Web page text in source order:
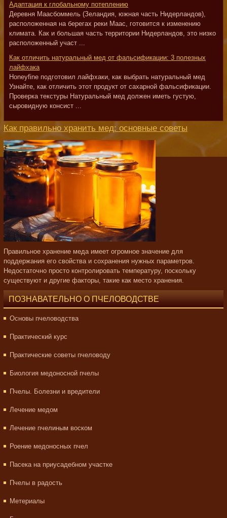
Адаптация к глобальному потеплению
Деревня Маасбоммель (Зеландия, южная часть Нидерландов),
расположенная на берегах реки Маас, готовится к изменению
климата. Как и большая часть территории Нидерландов, это низко
расположенный участ ...
Как отличить натуральный мед от фальсификации: 3 полезных
лайфхака
Honeyfine подготовил лайфхаки, как выбрать натуральный мед
Узнайте, как отличить этот продукт от сахарной фальсификации.
Проверка текстуры Натуральный мед должен иметь густую,
сыровидную консист ...
Как правильно хранить мед: основные советы
Правильное хранение меда имеет огромное значение для
поддержания его свойства и сохранения нужных параметров.
Недостаточно просто контролировать температуру, поскольку
существуют и другие факторы, такие как место хранения.
ПОЗНАВАТЕЛЬНО О ПЧЕЛОВОДСТВЕ
Основы пчеловодства
Практический курс
Практические советы пчеловоду
Биология медоносной пчелы
Пчелы. Болезни и вредители
Лечение медом
Лечение пчелиным воском
Роение медоносных пчел
Пасека на приусадебном участке
Пчелы в радость
Метериалы